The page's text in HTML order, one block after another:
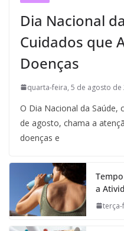
Dia Nacional
Cuidados que
Doenças
quarta-feira, 5 de agosto de
O Dia Nacional da Saúde,
de agosto, chama a
doenças e
a